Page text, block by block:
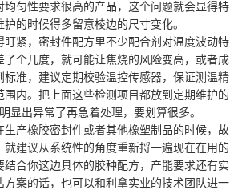
均匀性要求很高的产品，这个问题就会显得特
护的时候得多留意棱边的尺寸变化。
盯紧，密封件配方里不少配合剂对温度波动特
了个几度，就可能让焦烧的风险变高，或者成
标准，建议定期校验温控传感器，保证测温精
围内。把上面这些检测项目都放到定期维护的
显出异常了再急着处理，要划算很多。
生产橡胶密封件或者其他橡塑制品的时候，故
就建议从系统性的角度重新捋一遍现在在用的
结合你这边具体的胶种配方，产能要求还有实
方案的话，也可以和利拿实业的技术团队进一